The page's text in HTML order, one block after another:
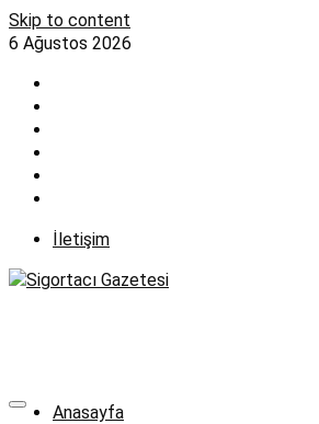
Skip to content
6 Ağustos 2026
İletişim
Anasayfa